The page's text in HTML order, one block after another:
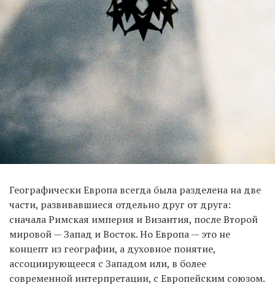
Географически Европа всегда была разделена на две
части, развивавшиеся отдельно друг от друга:
сначала Римская империя и Византия, после Второй
мировой — Запад и Восток. Но Европа — это не
концепт из географии, а духовное понятие,
ассоциирующееся с Западом или, в более
современной интерпретации, с Европейским союзом.